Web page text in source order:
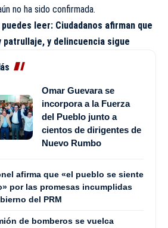
no ha sido confirmada.
puedes leer: Ciudadanos afirman que
patrullaje, y delincuencia sigue
Omar Guevara se
incorpora a la Fuerza
del Pueblo junto a
cientos de dirigentes de
Nuevo Rumbo
afirma que «el pueblo se siente
por las promesas incumplidas
del PRM
de bomberos se vuelca